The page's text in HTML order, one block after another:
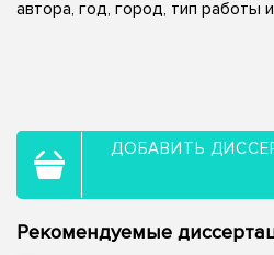
автора, год, город, тип работы
ДОБАВИТЬ
Рекомендуемые